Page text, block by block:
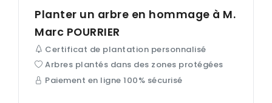
Planter un arbre en hommage à M.
Marc POURRIER
Certificat de plantation personnalisé
Arbres plantés dans des zones protégées
Paiement en ligne 100% sécurisé